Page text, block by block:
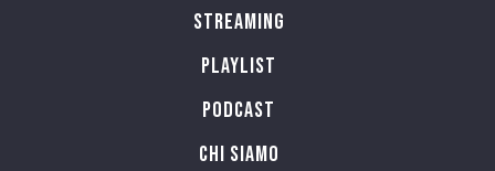
Streaming
Playlist
PODCAST
Chi siamo